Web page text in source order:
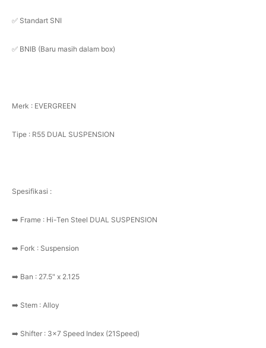
✅ Standart SNI
✅ BNIB (Baru masih dalam box)
Merk : EVERGREEN
Tipe : R55 DUAL SUSPENSION
Spesifikasi :
➡️ Frame : Hi-Ten Steel DUAL SUSPENSION
➡️ Fork : Suspension
➡️ Ban : 27.5" x 2.125
➡️ Stem : Alloy
➡️ Shifter : 3x7 Speed Index (21Speed)